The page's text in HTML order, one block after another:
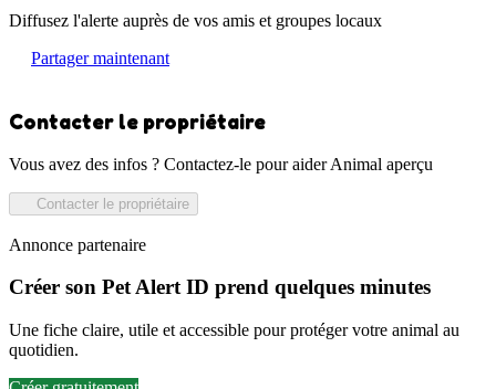
Diffusez l'alerte auprès de vos amis et groupes locaux
Partager maintenant
Contacter le propriétaire
Vous avez des infos ? Contactez-le pour aider Animal aperçu
Contacter le propriétaire
Annonce partenaire
Créer son Pet Alert ID prend quelques minutes
Une fiche claire, utile et accessible pour protéger votre animal au
quotidien.